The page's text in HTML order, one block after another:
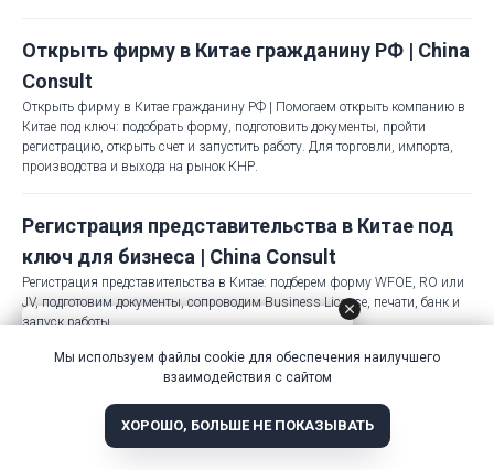
Открыть фирму в Китае гражданину РФ | China
Consult
Открыть фирму в Китае гражданину РФ | Помогаем открыть компанию в
Китае под ключ: подобрать форму, подготовить документы, пройти
регистрацию, открыть счет и запустить работу. Для торговли, импорта,
производства и выхода на рынок КНР.
Регистрация представительства в Китае под
ключ для бизнеса | China Consult
Регистрация представительства в Китае: подберем форму WFOE, RO или
JV, подготовим документы, сопроводим Business License, печати, банк и
запуск работы.
Регистрация компании в Китае под ключ в
Ульяновске | China Consult
Помогаем открыть компанию в Китае под ключ в Ульяновске: подобрать
Мы используем файлы cookie для обеспечения наилучшего
взаимодействия с сайтом
ХОРОШО, БОЛЬШЕ НЕ ПОКАЗЫВАТЬ